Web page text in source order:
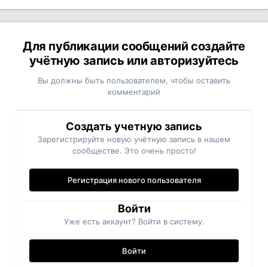
Для публикации сообщений создайте
учётную запись или авторизуйтесь
Вы должны быть пользователем, чтобы оставить
комментарий
Создать учетную запись
Зарегистрируйте новую учётную запись в нашем
сообществе. Это очень просто!
Регистрация нового пользователя
Войти
Уже есть аккаунт? Войти в систему.
Войти